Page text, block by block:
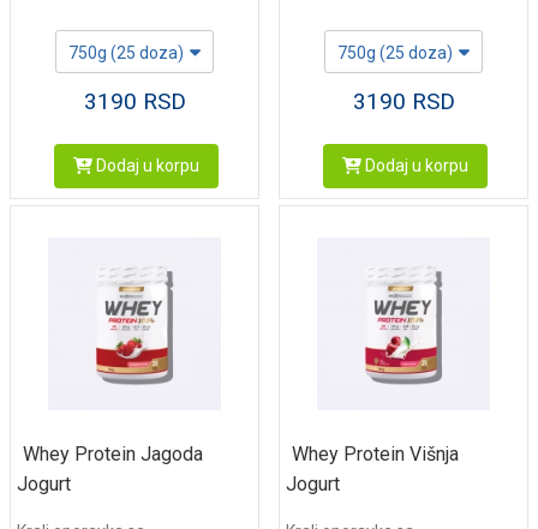
750g (25 doza)
3190 RSD
Dodaj u korpu
750g (25 doza)
3190 RSD
Dodaj u korpu
Whey Protein Jagoda
Jogurt
Whey Protein Višnja
Jogurt